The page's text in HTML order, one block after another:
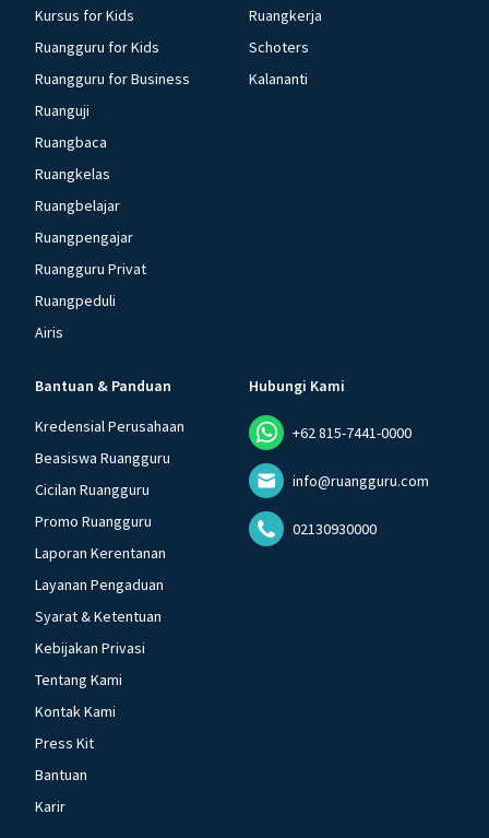
Kursus for Kids
Ruangguru for Kids
Ruangguru for Business
Ruanguji
Ruangbaca
Ruangkelas
Ruangbelajar
Ruangpengajar
Ruangguru Privat
Ruangpeduli
Airis
Ruangkerja
Schoters
Kalananti
Bantuan & Panduan
Kredensial Perusahaan
Beasiswa Ruangguru
Cicilan Ruangguru
Promo Ruangguru
Laporan Kerentanan
Layanan Pengaduan
Syarat & Ketentuan
Kebijakan Privasi
Tentang Kami
Kontak Kami
Press Kit
Bantuan
Karir
Hubungi Kami
+62 815-7441-0000
info@ruangguru.com
02130930000